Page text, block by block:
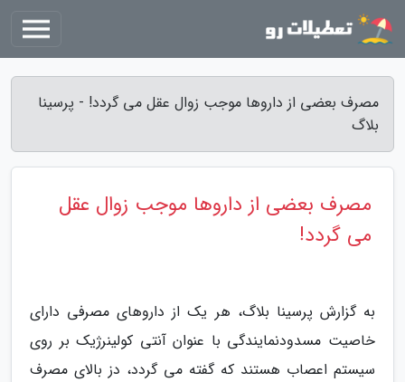
مصرف بعضی از داروها موجب زوال عقل می گردد! - پرسینا
بلاگ
مصرف بعضی از داروها موجب زوال عقل
می گردد!
به گزارش پرسینا بلاگ، هر یک از داروهای مصرفی دارای
خاصیت مسدودنمایندگی با عنوان آنتی کولینرژیک بر روی
سیستم اعصاب هستند که گفته می گردد، دز بالای مصرف